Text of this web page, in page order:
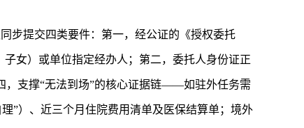
步提交四类要件：第一，经公证的《授权委托
女）或单位指定经办人；第二，委托人身份证正
，支撑“无法到场”的核心证据链——如驻外任务需
”）、近三个月住院费用清单及医保结算单；境外